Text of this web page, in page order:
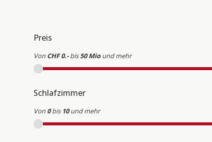
Preis
Von CHF 0.- bis 50 Mio und mehr
Schlafzimmer
Von 0 bis 10 und mehr